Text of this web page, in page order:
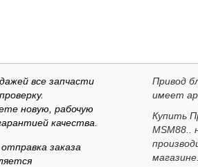
все запчасти
новую, рабочую
качества.
заказа
Привод
имеет
Купить
MSM88..